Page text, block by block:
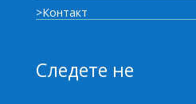
>Контакт
Следете не